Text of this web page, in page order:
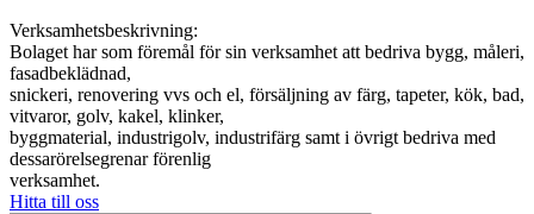
Verksamhetsbeskrivning:
Bolaget har som föremål för sin verksamhet att bedriva bygg, måleri,
fasadbeklädnad,
snickeri, renovering vvs och el, försäljning av färg, tapeter, kök, bad,
vitvaror, golv, kakel, klinker,
byggmaterial, industrigolv, industrifärg samt i övrigt bedriva med
dessarörelsegrenar förenlig
verksamhet.
Hitta till oss